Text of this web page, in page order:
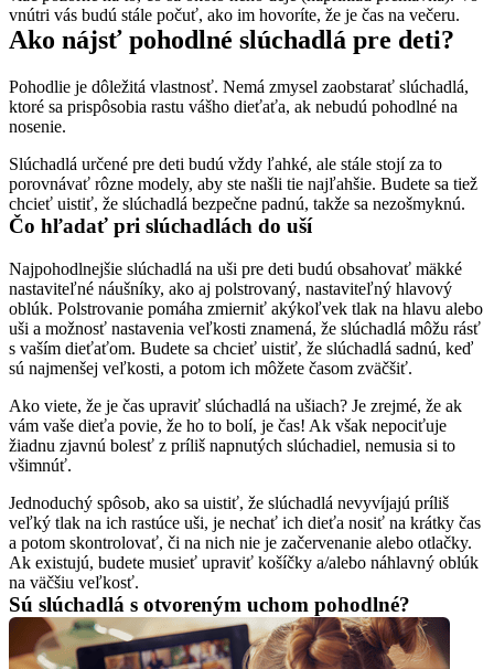
vnútri vás budú stále počuť, ako im hovoríte, že je čas na večeru.
Ako nájsť pohodlné slúchadlá pre deti?
Pohodlie je dôležitá vlastnosť. Nemá zmysel zaobstarať slúchadlá,
ktoré sa prispôsobia rastu vášho dieťaťa, ak nebudú pohodlné na
nosenie.
Slúchadlá určené pre deti budú vždy ľahké, ale stále stojí za to
porovnávať rôzne modely, aby ste našli tie najľahšie. Budete sa tiež
chcieť uistiť, že slúchadlá bezpečne padnú, takže sa nezošmyknú.
Čo hľadať pri slúchadlách do uší
Najpohodlnejšie slúchadlá na uši pre deti budú obsahovať mäkké
nastaviteľné náušníky, ako aj polstrovaný, nastaviteľný hlavový
oblúk. Polstrovanie pomáha zmierniť akýkoľvek tlak na hlavu alebo
uši a možnosť nastavenia veľkosti znamená, že slúchadlá môžu rásť
s vaším dieťaťom. Budete sa chcieť uistiť, že slúchadlá sadnú, keď
sú najmenšej veľkosti, a potom ich môžete časom zväčšiť.
Ako viete, že je čas upraviť slúchadlá na ušiach? Je zrejmé, že ak
vám vaše dieťa povie, že ho to bolí, je čas! Ak však nepociťuje
žiadnu zjavnú bolesť z príliš napnutých slúchadiel, nemusia si to
všimnúť.
Jednoduchý spôsob, ako sa uistiť, že slúchadlá nevyvíjajú príliš
veľký tlak na ich rastúce uši, je nechať ich dieťa nosiť na krátky čas
a potom skontrolovať, či na nich nie je začervenanie alebo otlačky.
Ak existujú, budete musieť upraviť košíčky a/alebo náhlavný oblúk
na väčšiu veľkosť.
Sú slúchadlá s otvoreným uchom pohodlné?